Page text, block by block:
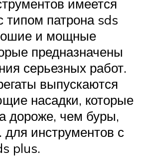
имеется
типом патрона sds
и мощные
предназначены
серьезных работ.
выпускаются
насадки, которые
дороже, чем буры,
для инструментов с
plus.